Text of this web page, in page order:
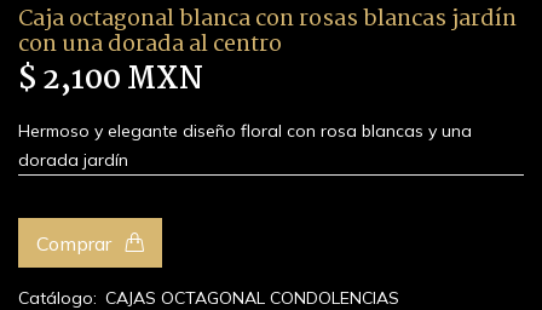
Caja octagonal blanca con rosas blancas jardín
con una dorada al centro
$ 2,100 MXN
Hermoso y elegante diseño floral con rosa blancas y una
dorada jardín
Comprar
Catálogo: CAJAS OCTAGONAL CONDOLENCIAS